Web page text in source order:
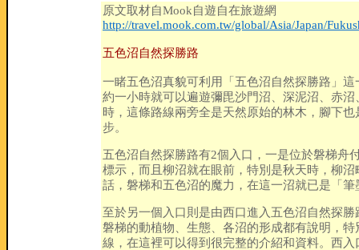
原文取材自Mook自遊自在旅遊網
http://travel.mook.com.tw/global/Asia/Japan/
五色沼自然探勝路
一睹五色沼真貌可利用「五色沼自然探勝路」
約一小時就可以遍遊彌毘沙門沼、深泥沼、赤
時，這條路線兩旁全是天然原始的林木，腳下
步。
五色沼自然探勝路有2個入口，一是位於磐梯舟
標示，而且柳沼就在眼前，特別是秋天時，柳
話，磐梯和五色沼的魔力，在這一沼就已是「筆
至於另一個入口則是由西口進入五色沼自然探
磐梯的動植物、生態、各沼的形成都有說明，
線，在這裡可以得到很完整的介紹和資料。西